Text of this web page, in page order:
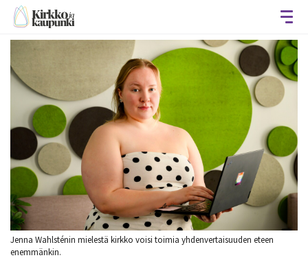
Jenna Wahlsténin mielestä kirkko voisi toimia yhdenvertaisuuden eteen
enemmänkin.